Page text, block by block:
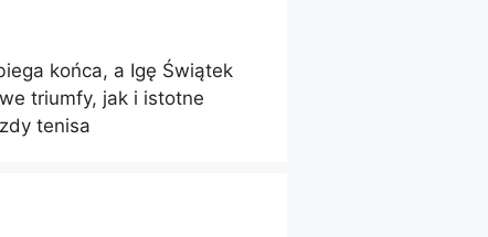
końca, a Igę Świątek
triumfy, jak i istotne
tenisa